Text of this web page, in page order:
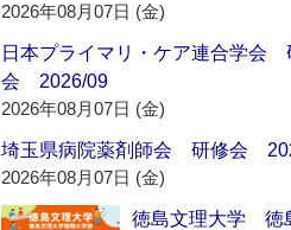
2026年08月07日 (金)
日本プライマリ・ケア連合学会
会 2026/09
2026年08月07日 (金)
埼玉県病院薬剤師会 研修会
2026年08月07日 (金)
徳島文理大学 徳